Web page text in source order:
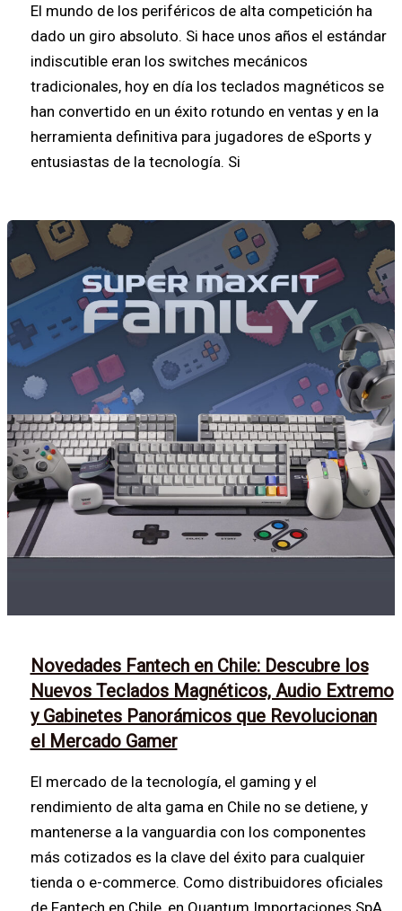
El mundo de los periféricos de alta competición ha
dado un giro absoluto. Si hace unos años el estándar
indiscutible eran los switches mecánicos
tradicionales, hoy en día los teclados magnéticos se
han convertido en un éxito rotundo en ventas y en la
herramienta definitiva para jugadores de eSports y
entusiastas de la tecnología. Si
Novedades Fantech en Chile: Descubre los
Nuevos Teclados Magnéticos, Audio Extremo
y Gabinetes Panorámicos que Revolucionan
el Mercado Gamer
El mercado de la tecnología, el gaming y el
rendimiento de alta gama en Chile no se detiene, y
mantenerse a la vanguardia con los componentes
más cotizados es la clave del éxito para cualquier
tienda o e-commerce. Como distribuidores oficiales
de Fantech en Chile, en Quantum Importaciones SpA